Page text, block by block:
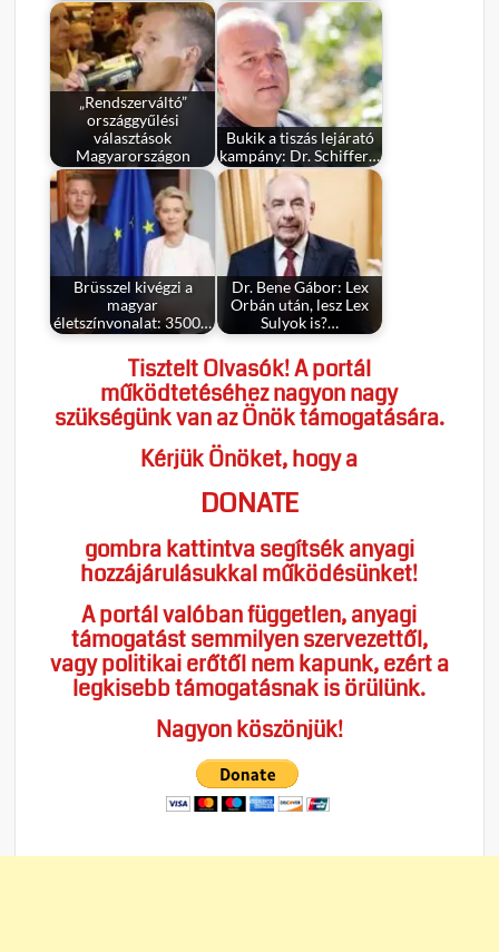
„Rendszerváltó”
országgyűlési
választások
Magyarországon
Bukik a tiszás lejárató
kampány: Dr. Schiffer…
Brüsszel kivégzi a
magyar
életszínvonalat: 3500…
Dr. Bene Gábor: Lex
Orbán után, lesz Lex
Sulyok is?…
Tisztelt Olvasók! A portál
működtetéséhez nagyon nagy
szükségünk van az Önök támogatására.
Kérjük Önöket, hogy a
DONATE
gombra kattintva segítsék anyagi
hozzájárulásukkal működésünket!
A portál valóban független, anyagi
támogatást semmilyen szervezettől,
vagy politikai erőtől nem kapunk, ezért a
legkisebb támogatásnak is örülünk.
Nagyon köszönjük!